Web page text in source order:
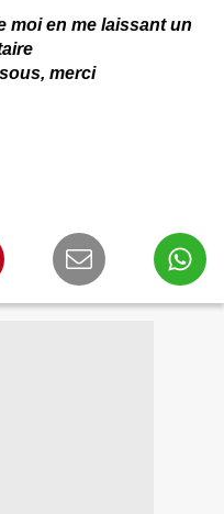
moi en me laissant un
merci